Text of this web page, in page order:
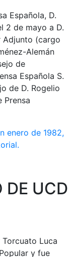
Española, D.
2 de mayo a D.
Adjunto (cargo
Alemán
de
Española S.
de D. Rogelio
Prensa
enero de 1982,
DE UCD
Luca
y fue